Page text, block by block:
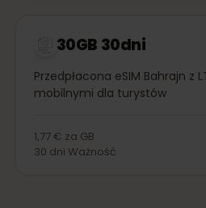
30GB 30dni
Przedpłacona eSIM Bahrajn z
mobilnymi dla turystów
1,77 € za GB
30 dni Ważność